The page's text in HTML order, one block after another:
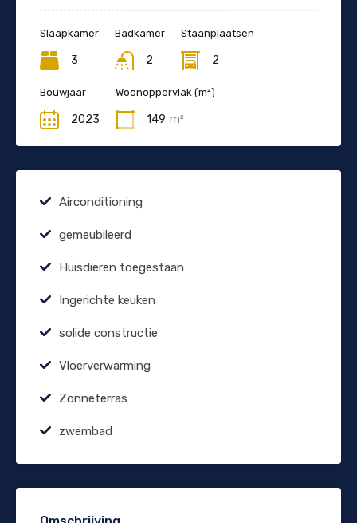
Slaapkamer
3
Badkamer
2
Staanplaatsen
2
Bouwjaar
2023
Woonoppervlak (m²)
149 m²
Airconditioning
gemeubileerd
Huisdieren toegestaan
Ingerichte keuken
solide constructie
Vloerverwarming
Zonneterras
zwembad